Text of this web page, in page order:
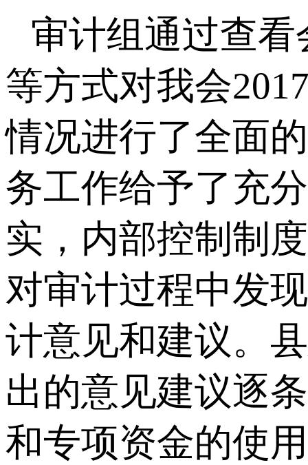
审计组通过查
等方式对我会
情况进行了全面
务工作给予了充
实，内部控制制
对审计过程中发
计意见和建议。
出的意见建议逐
和专项资金的使